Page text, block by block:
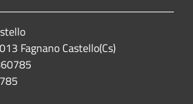
Fagnano Castello(Cs)